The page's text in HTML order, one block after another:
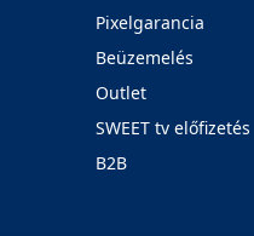
Pixelgarancia
Beüzemelés
Outlet
SWEET tv előfizetés
B2B